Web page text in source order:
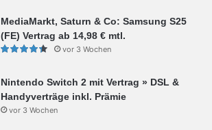
MediaMarkt, Saturn & Co: Samsung S25
(FE) Vertrag ab 14,98 € mtl.
vor 3 Wochen
Nintendo Switch 2 mit Vertrag » DSL &
Handyverträge inkl. Prämie
vor 3 Wochen